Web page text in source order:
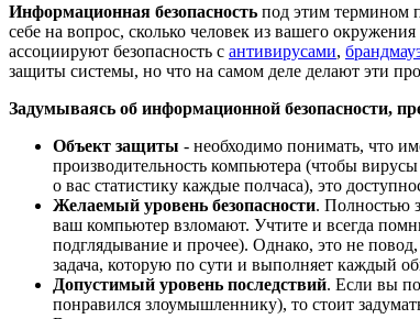
Информационная безопасность под этим термином
себе на вопрос, сколько человек из вашего
ассоциируют безопасность с антивирусами,
защиты системы, но что на самом деле делают эти
Задумываясь об информационной безопасности,
Объект защиты - необходимо понимать, что
производительность компьютера (чтобы
о вас статистику каждые полчаса), это
Желаемый уровень безопасности. Полностью
ваш компьютер взломают. Учтите и всегда
подглядывание и прочее). Однако, это не
задача, которую по сути и выполняет каждый
Допустимый уровень последствий. Если вы
понравился злоумышленнику), то стоит